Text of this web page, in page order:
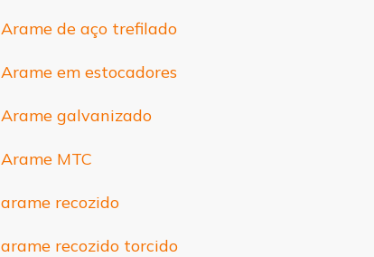
Arame de aço trefilado
Arame em estocadores
Arame galvanizado
Arame MTC
arame recozido
arame recozido torcido